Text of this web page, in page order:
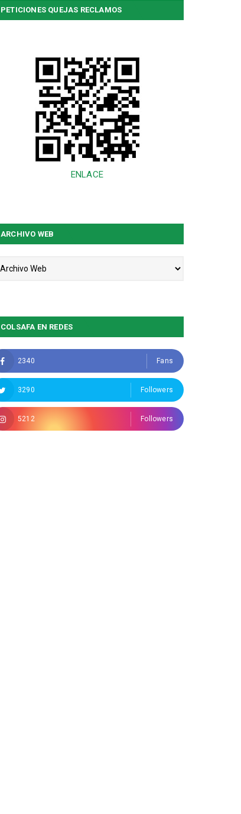
PETICIONES QUEJAS RECLAMOS
ENLACE
ARCHIVO WEB
COLSAFA EN REDES
2340 Fans
3290 Followers
5212 Followers